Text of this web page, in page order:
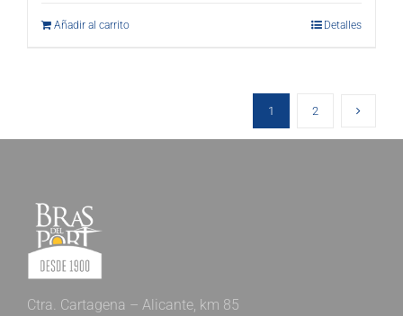
Añadir al carrito Detalles
1 2
Ctra. Cartagena – Alicante, km 85